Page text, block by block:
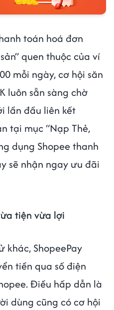
toán hoá đơn
quen thuộc của ví
mỗi ngày, cơ hội săn
luôn sẵn sàng chờ
lần đầu liên kết
tại mục “Nạp Thẻ,
dụng Shopee thanh
sẽ nhận ngay ưu đãi
tiện vừa lợi
khác, ShopeePay
tiền qua số điện
Điều hấp dẫn là
dùng cũng có cơ hội